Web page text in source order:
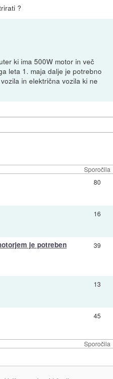
?
ki ima 500W motor in več
leta 1. maja dalje je potrebno
in električna vozila ki ne
Sporočila
Sporočila
80
16
je potreben 39
13
45